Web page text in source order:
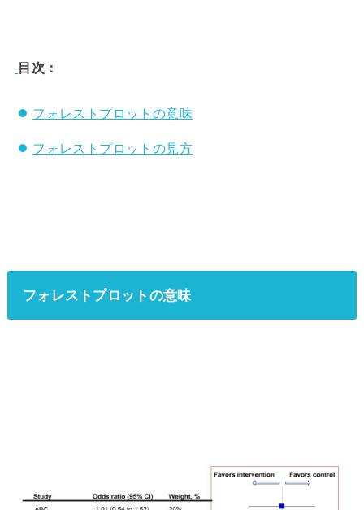
目次：
フォレストプロットの意味
フォレストプロットの見方
フォレストプロットの意味